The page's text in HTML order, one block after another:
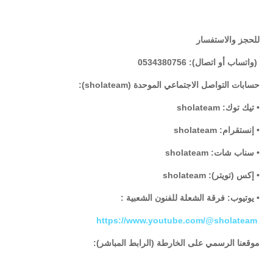
للحجز والاستفسار
(واتساب أو اتصال): 0534380756
حسابات التواصل الاجتماعي الموحدة (sholateam):
• تيك توك: sholateam
• إنستقرام: sholateam
• سناب شات: sholateam
• إكس (تويتر): sholateam
• يوتيوب: فرقة الشعلة للفنون الشعبية :
https://www.youtube.com/@sholateam
موقعنا الرسمي على الخارطة (الرابط المباشر):